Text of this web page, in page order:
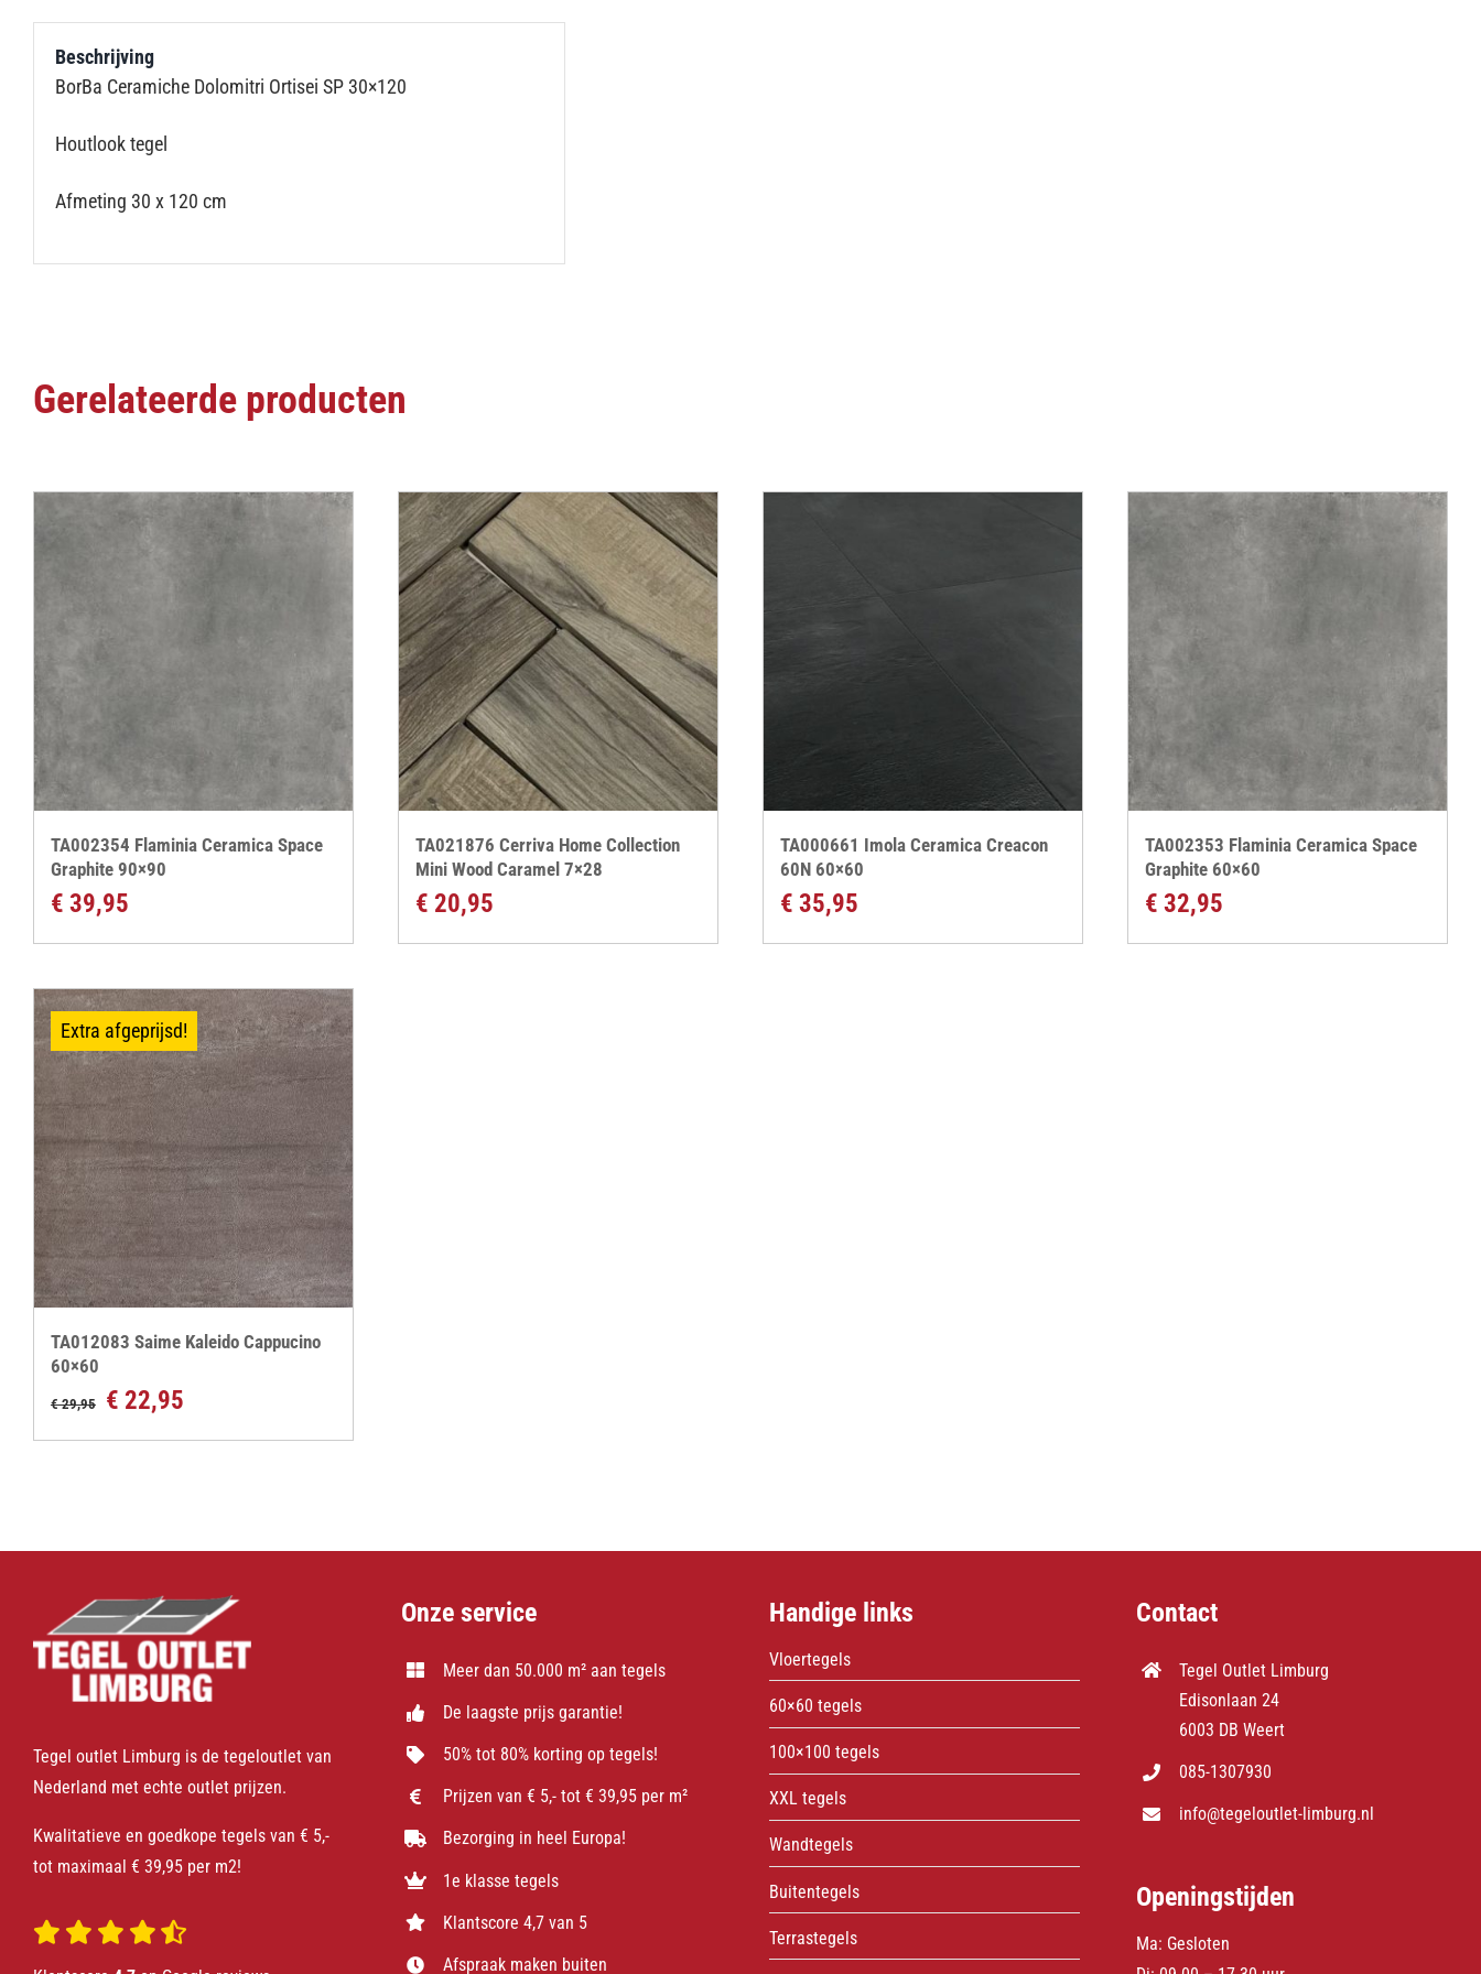
Beschrijving
BorBa Ceramiche Dolomitri Ortisei SP 30×120
Houtlook tegel
Afmeting 30 x 120 cm
Gerelateerde producten
TA002354 Flaminia Ceramica Space
Graphite 90×90
€ 39,95
TA021876 Cerriva Home Collection
Mini Wood Caramel 7×28
€ 20,95
TA000661 Imola Ceramica Creacon
60N 60×60
€ 35,95
TA002353 Flaminia Ceramica Space
Graphite 60×60
€ 32,95
Extra afgeprijsd!
TA012083 Saime Kaleido Cappucino
60×60
€29,95
Oorspronkelijke
€ 22,95Huidige
Tegel outlet Limburg is de tegeloutlet van
Nederland met echte outlet prijzen.
Kwalitatieve en goedkope tegels van € 5,-
tot maximaal € 39,95 per m2!
Onze service
Meer dan 50.000 m² aan tegels
De laagste prijs garantie!
50% tot 80% korting op tegels!
Prijzen van € 5,- tot € 39,95 per m²
Bezorging in heel Europa!
1e klasse tegels
Klantscore 4,7 van 5
Afspraak maken buiten
Handige links
Vloertegels
60×60 tegels
100×100 tegels
XXL tegels
Wandtegels
Buitentegels
Terrastegels
Contact
Tegel Outlet Limburg
Edisonlaan 24
6003 DB Weert
085-1307930
info@tegeloutlet-limburg.nl
Openingstijden
Ma: Gesloten